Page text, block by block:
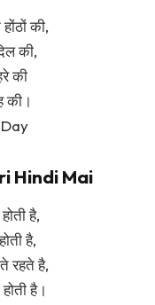
की,
की,
की
की।
Hindi Mai
है,
है,
रहते है,
है।